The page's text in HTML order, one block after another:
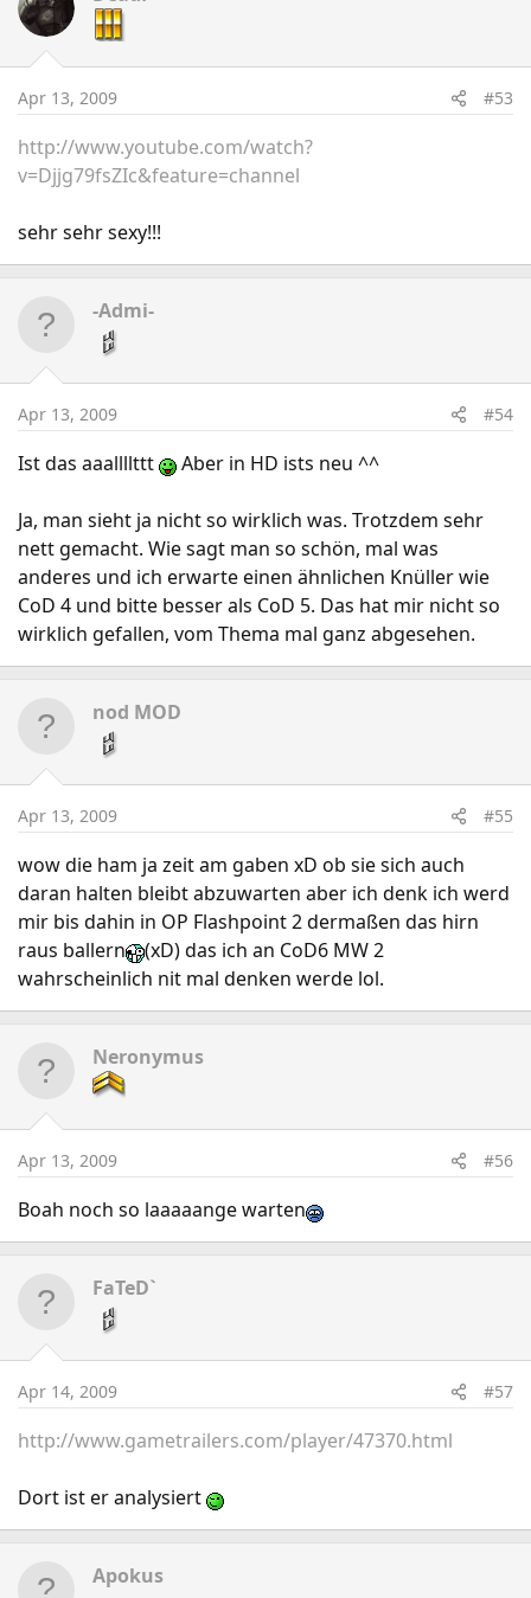
Apr 13, 2009 #53
http://www.youtube.com/watch?
v=Djjg79fsZIc&feature=channel
sehr sehr sexy!!!
-Admi-
Apr 13, 2009 #54
Ist das aaallllttt Aber in HD ists neu ^^
Ja, man sieht ja nicht so wirklich was. Trotzdem sehr
nett gemacht. Wie sagt man so schön, mal was
anderes und ich erwarte einen ähnlichen Knüller wie
CoD 4 und bitte besser als CoD 5. Das hat mir nicht so
wirklich gefallen, vom Thema mal ganz abgesehen.
nod MOD
Apr 13, 2009 #55
wow die ham ja zeit am gaben xD ob sie sich auch
daran halten bleibt abzuwarten aber ich denk ich werd
mir bis dahin in OP Flashpoint 2 dermaßen das hirn
raus ballern
(xD) das ich an CoD6 MW 2
wahrscheinlich nit mal denken werde lol.
Neronymus
Apr 13, 2009 #56
Boah noch so laaaaange warten
FaTeD`
Apr 14, 2009 #57
http://www.gametrailers.com/player/47370.html
Dort ist er analysiert
Apokus